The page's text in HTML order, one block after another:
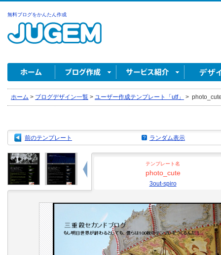
無料ブログをかんたん作成
ホーム > ブログデザイン一覧 > ユーザー作成テンプレート「utf」 >
前のテンプレート ランダム表示
テンプレート名
photo_cute
3out-spiro